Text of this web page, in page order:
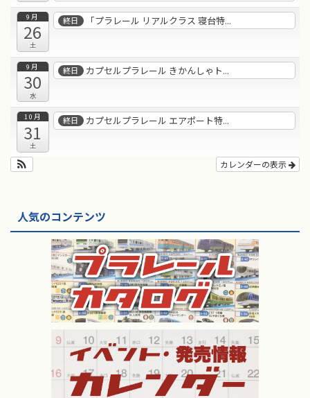
9月
26
土
終日 「プラレール リアルクラス 寝台特...
9月
30
水
終日 カプセルプラレール きかんしゃト...
10月
31
土
終日 カプセルプラレール エアポート特...
カレンダーの表示
人気のコンテンツ